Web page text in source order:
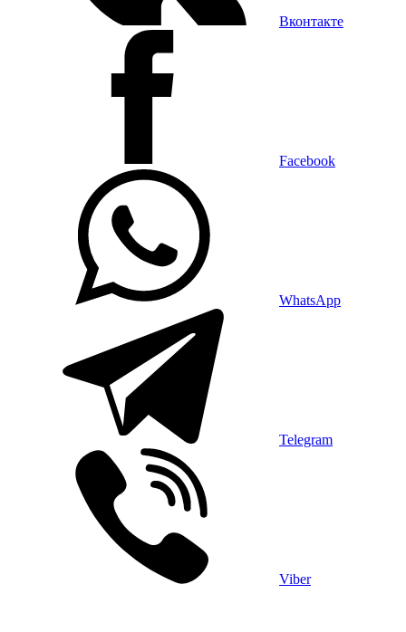
Вконтакте
Facebook
WhatsApp
Telegram
Viber